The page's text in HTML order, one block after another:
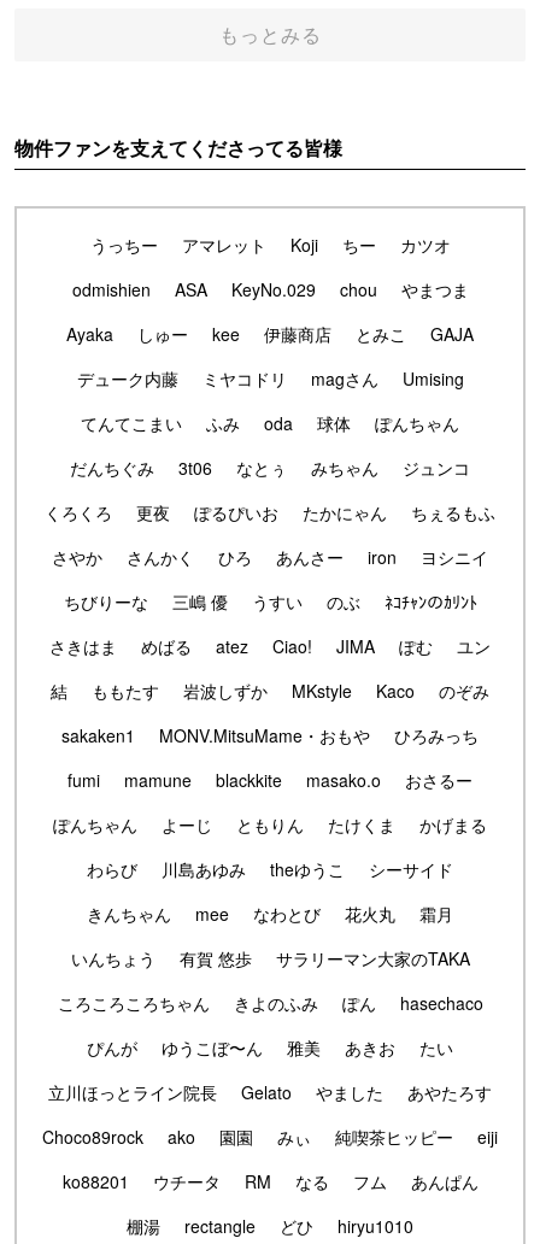
もっとみる
物件ファンを支えてくださってる皆様
うっちー アマレット Koji ちー
カツオ
odmishien
ASA KeyNo.029 chou
やまつま
Ayaka
しゅー kee 伊藤商店 とみこ
GAJA
デューク内藤
ミヤコドリ magさん
Umising
てんてこまい
ふみ oda 球体
ぽんちゃん
だんちぐみ
3t06 なとぅ みちゃん
ジュンコ
くろくろ
更夜 ぽるぴいお たかにゃん
ちぇるもふ
さやか
さんかく ひろ あんさー iron
ヨシニイ
ちびりーな
三嶋 優 うすい のぶ
ﾈｺﾁｬﾝのｶﾘﾝﾄ
さきはま
めばる atez Ciao! JIMA ぽむ
ユン
結
ももたす 岩波しずか MKstyle Kaco
のぞみ
sakaken1
MONV.MitsuMame・おもや
ひろみっち
fumi
mamune blackkite masako.o
おさるー
ぽんちゃん
よーじ ともりん たけくま
かげまる
わらび
川島あゆみ theゆうこ
シーサイド
きんちゃん
mee なわとび 花火丸
霜月
いんちょう
有賀 悠歩
サラリーマン大家のTAKA
ころころころちゃん
きよのふみ ぽん
hasechaco
ぴんが
ゆうこぼ〜ん 雅美 あきお
たい
立川ほっとライン院長
Gelato やました
あやたろす
Choco89rock
ako 園園 みぃ 純喫茶ヒッピー
eiji
ko88201
ウチータ RM なる フム
あんぱん
棚湯
rectangle どひ hiryu1010